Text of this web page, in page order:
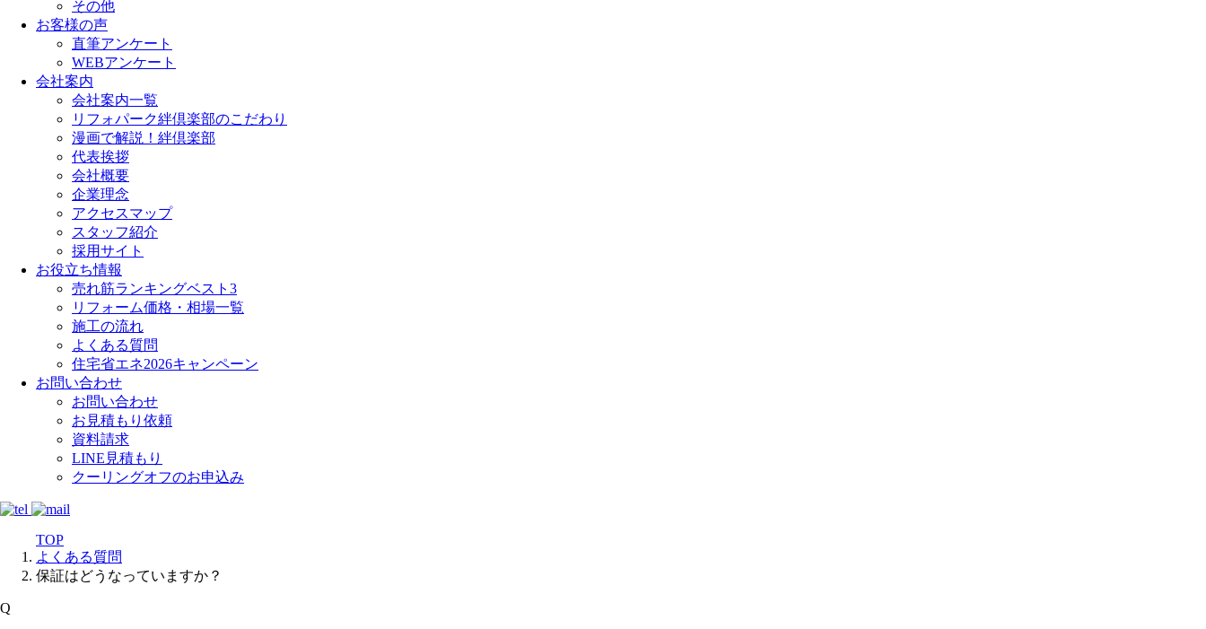
その他
お客様の声
直筆アンケート
WEBアンケート
会社案内
会社案内一覧
リフォパーク絆倶楽部のこだわり
漫画で解説！絆倶楽部
代表挨拶
会社概要
企業理念
アクセスマップ
スタッフ紹介
採用サイト
お役立ち情報
売れ筋ランキングベスト3
リフォーム価格・相場一覧
施工の流れ
よくある質問
住宅省エネ2026キャンペーン
お問い合わせ
お問い合わせ
お見積もり依頼
資料請求
LINE見積もり
クーリングオフのお申込み
TOP
よくある質問
保証はどうなっていますか？
Q